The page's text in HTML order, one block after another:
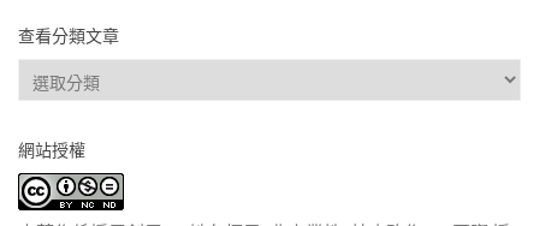
查看分類文章
查
看
類
文
章
網站授權